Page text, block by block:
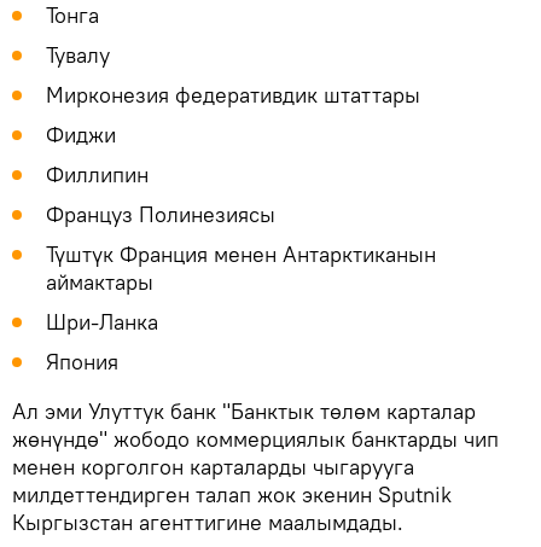
Тонга
Тувалу
Мирконезия федеративдик штаттары
Фиджи
Филлипин
Француз Полинезиясы
Түштүк Франция менен Антарктиканын
аймактары
Шри-Ланка
Япония
Ал эми Улуттук банк "Банктык төлөм карталар
жөнүндө" жободо коммерциялык банктарды чип
менен корголгон карталарды чыгарууга
милдеттендирген талап жок экенин Sputnik
Кыргызстан агенттигине маалымдады.